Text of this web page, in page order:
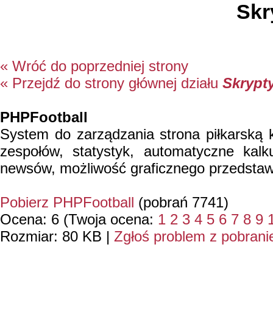
« Wróć do poprzedniej strony
« Przejdź do strony głównej działu
PHPFootball
System do zarządzania strona
zespołów, statystyk, automatyczne
newsów, możliwość graficznego
Pobierz PHPFootball (pobrań 7741)
Ocena: 6 (Twoja ocena: 1 2 3 4 5 6 7 8 9
Rozmiar: 80 KB | Zgłoś problem z